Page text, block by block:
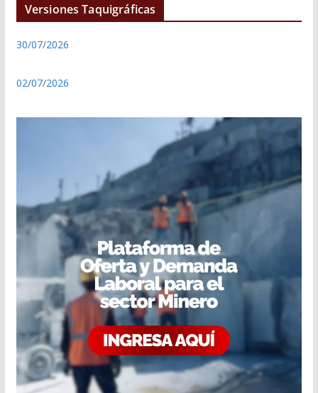
Versiones Taquigráficas
30/07/2026
02/07/2026